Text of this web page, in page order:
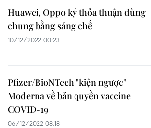
Huawei, Oppo ký thỏa thuận dùng
chung bằng sáng chế
10/12/2022 00:23
Pfizer/BioNTech "kiện ngược"
Moderna về bản quyền vaccine
COVID-19
06/12/2022 08:18